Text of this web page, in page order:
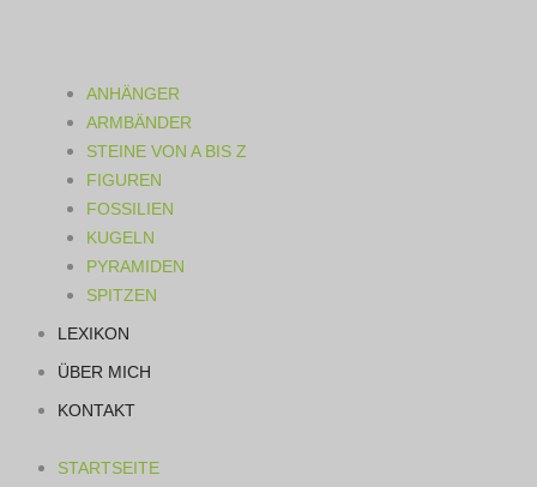
ANHÄNGER
ARMBÄNDER
STEINE VON A BIS Z
FIGUREN
FOSSILIEN
KUGELN
PYRAMIDEN
SPITZEN
LEXIKON
ÜBER MICH
KONTAKT
STARTSEITE